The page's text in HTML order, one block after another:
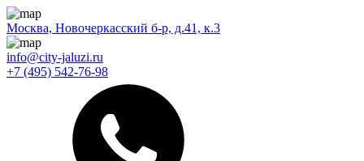
Москва, Новочеркасский б-р, д.41, к.3
info@city-jaluzi.ru
+7 (495) 542-76-98